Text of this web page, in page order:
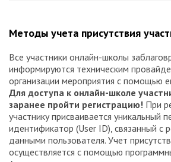
Методы учета присутствия
Все участники онлайн-школы
информируются техническим
организации мероприятия с помощью
Для доступа к онлайн-школе
заранее пройти регистрацию! При
участнику присваивается уникальный
идентификатор (User ID), связанный с
данными пользователя. Учет
осуществляется с помощью